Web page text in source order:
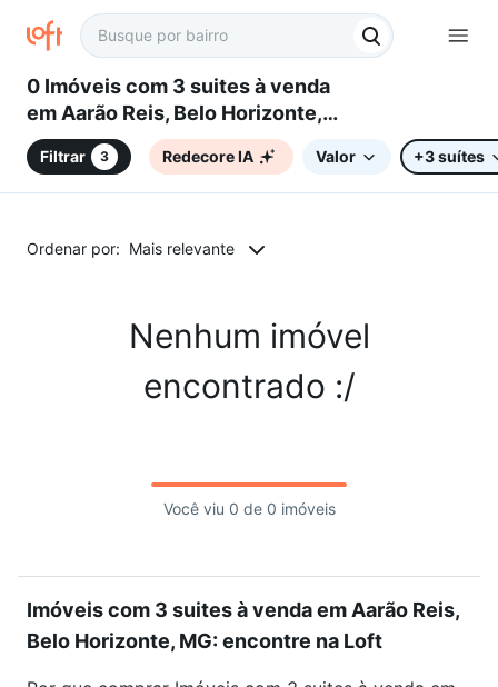
0 Imóveis com 3 suites à venda
em Aarão Reis, Belo Horizonte,
MG
Filtrar 3 Redecore IA Valor +3 suítes
Ordenar por: Mais relevante
Nenhum imóvel
encontrado :/
Você viu 0 de 0 imóveis
Imóveis com 3 suites à venda em Aarão Reis,
Belo Horizonte, MG: encontre na Loft